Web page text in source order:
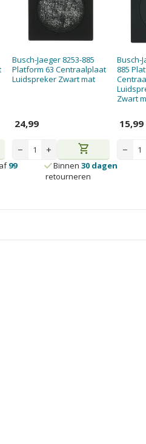
Busch-Jaeger 8253-885
Platform 63 Centraalplaat
Luidspreker Zwart mat
24,99
− + shopping_cart
Busch-
885
Zwart
15,99
−
99
Binnen 30 dagen
retourneren